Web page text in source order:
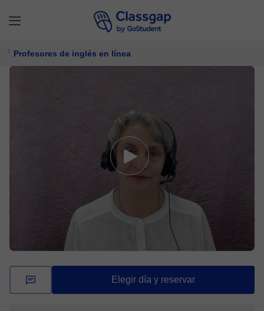
Profesores de inglés en línea
3579 clases
Ofrece prueba gratuita
Elegir día y reservar